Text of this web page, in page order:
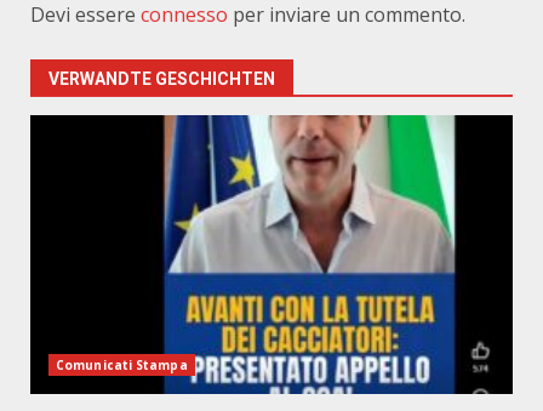
Devi essere connesso per inviare un commento.
VERWANDTE GESCHICHTEN
Comunicati Stampa